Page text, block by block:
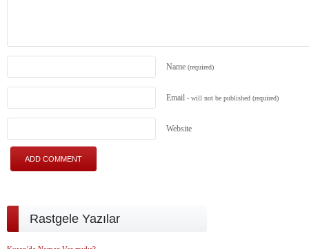
Name (required)
Email - will not be published (required)
Website
Rastgele Yazılar